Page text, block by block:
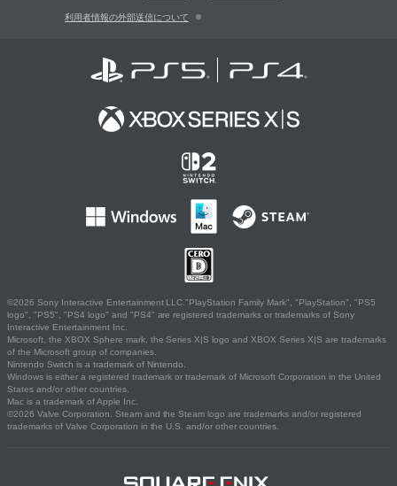
利用者情報の外部送信について
©2026 Sony Interactive Entertainment LLC."PlayStation Family Mark", "PlayStation", "PS5
logo", "PS5", "PS4 logo" and "PS4" are registered trademarks or trademarks of Sony
Interactive Entertainment Inc.
Microsoft, the XBOX Sphere mark, the Series X|S logo and XBOX Series X|S are trademarks
of the Microsoft group of companies.
Nintendo Switch is a trademark of Nintendo.
Windows is either a registered trademark or trademark of Microsoft Corporation in the United
States and/or other countries.
Mac is a trademark of Apple Inc.
©2026 Valve Corporation. Steam and the Steam logo are trademarks and/or registered
trademarks of Valve Corporation in the U.S. and/or other countries.